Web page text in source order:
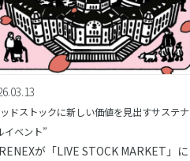
ドストックに新しい価値を見出すサステナ
イベント”
が「LIVE STOCK MARKET」に